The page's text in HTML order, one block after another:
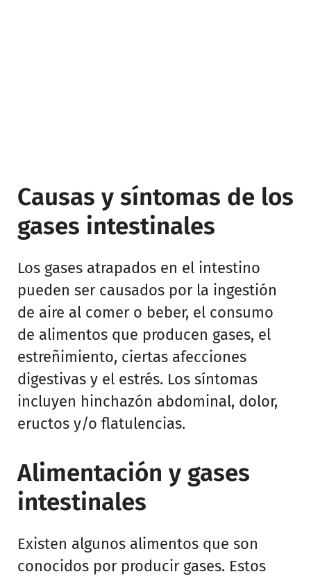
Causas y síntomas de los
gases intestinales
Los gases atrapados en el intestino
pueden ser causados por la ingestión
de aire al comer o beber, el consumo
de alimentos que producen gases, el
estreñimiento, ciertas afecciones
digestivas y el estrés. Los síntomas
incluyen hinchazón abdominal, dolor,
eructos y/o flatulencias.
Alimentación y gases
intestinales
Existen algunos alimentos que son
conocidos por producir gases. Estos